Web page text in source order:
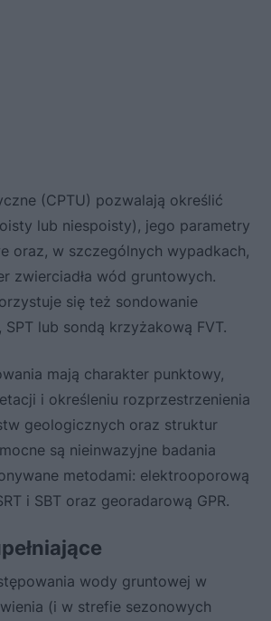
(CPTU) pozwalają określić
lub niespoisty), jego parametry
oraz, w szczególnych wypadkach,
zwierciadła wód gruntowych.
się też sondowanie
SPT lub sondą krzyżakową FVT.
mają charakter punktowy,
i określeniu rozprzestrzenienia
geologicznych oraz struktur
są nieinwazyjne badania
metodami: elektrooporową
i SBT oraz georadarową GPR.
wody gruntowej w
(i w strefie sezonowych